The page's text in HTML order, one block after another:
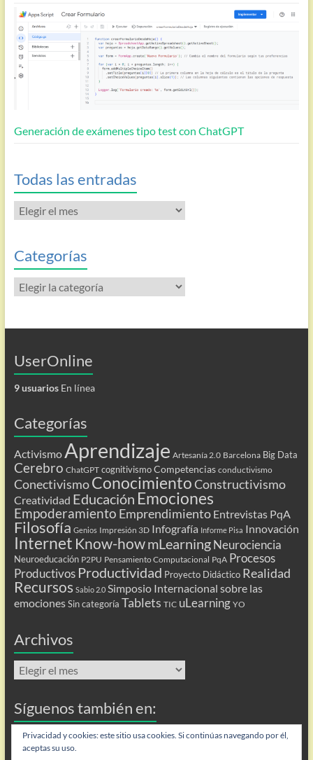
Generación de exámenes tipo test con ChatGPT
Todas las entradas
Todas
las
Categorías
Categorías
UserOnline
9 usuariosEn línea
Categorías
Activismo Aprendizaje Artesanía 2.0 Barcelona Big Data
Cerebro ChatGPT cognitivismo Competencias conductivismo
ConectivismoConocimientoConstructivismo
Creatividad Educación Emociones
Empoderamiento Emprendimiento Entrevistas PqA
Filosofía Genios Impresión 3D Infografía Informe Pisa Innovación
Internet Know-howmLearning Neurociencia
Neuroeducación P2PU Pensamiento Computacional PqA Procesos
Productivos Productividad Proyecto Didáctico Realidad
Recursos Sabio 2.0 Simposio Internacional sobre las
emociones Sin categoría Tablets TIC uLearning YO
Archivos
Archivos
Síguenos también en:
Flip
Privacidad y cookies: este sitio usa cookies. Si continúas navegando por él,
aceptas su uso.